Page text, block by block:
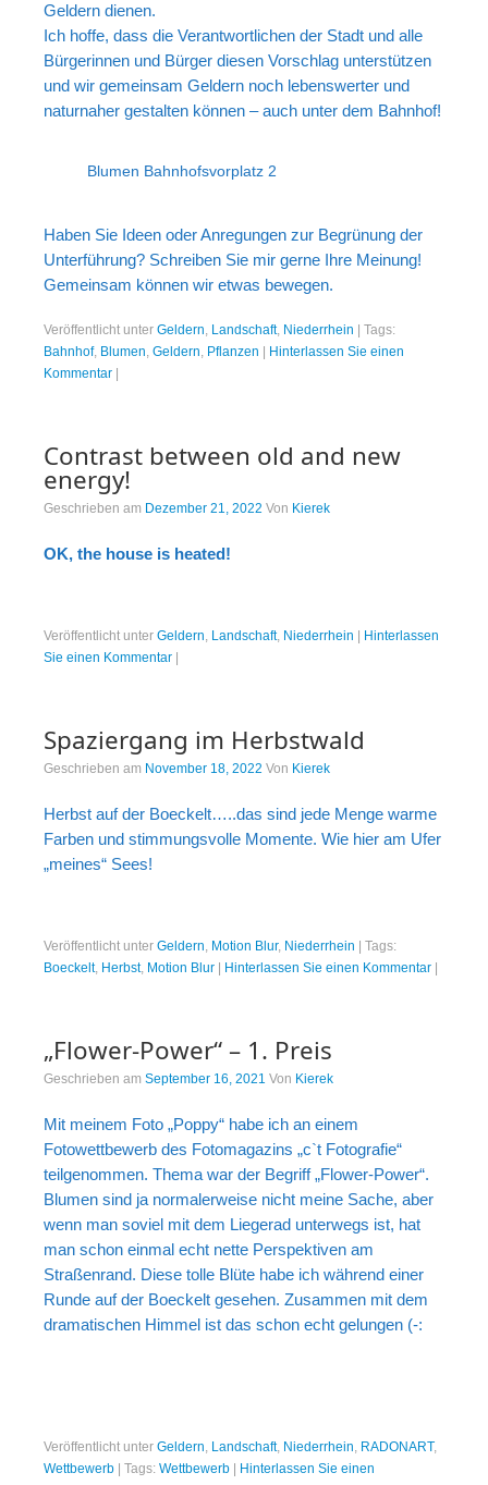
Geldern dienen.
Ich hoffe, dass die Verantwortlichen der Stadt und alle
Bürgerinnen und Bürger diesen Vorschlag unterstützen
und wir gemeinsam Geldern noch lebenswerter und
naturnaher gestalten können – auch unter dem Bahnhof!
Blumen Bahnhofsvorplatz 2
Haben Sie Ideen oder Anregungen zur Begrünung der
Unterführung? Schreiben Sie mir gerne Ihre Meinung!
Gemeinsam können wir etwas bewegen.
Veröffentlicht unter Geldern, Landschaft, Niederrhein
Tags:
Bahnhof, Blumen, Geldern, Pflanzen
Hinterlassen Sie einen
Kommentar
Contrast between old and new
energy!
Geschrieben am Dezember 21, 2022 Von Kierek
OK, the house is heated!
Veröffentlicht unter Geldern, Landschaft, Niederrhein
Hinterlassen
Sie einen Kommentar
Spaziergang im Herbstwald
Geschrieben am November 18, 2022 Von Kierek
Herbst auf der Boeckelt…..das sind jede Menge warme
Farben und stimmungsvolle Momente. Wie hier am Ufer
„meines“ Sees!
Veröffentlicht unter Geldern, Motion Blur, Niederrhein
Tags:
Boeckelt, Herbst, Motion Blur Hinterlassen Sie einen Kommentar
„Flower-Power“ – 1. Preis
Geschrieben am September 16, 2021 Von Kierek
Mit meinem Foto „Poppy“ habe ich an einem
Fotowettbewerb des Fotomagazins „c`t Fotografie“
teilgenommen. Thema war der Begriff „Flower-Power“.
Blumen sind ja normalerweise nicht meine Sache, aber
wenn man soviel mit dem Liegerad unterwegs ist, hat
man schon einmal echt nette Perspektiven am
Straßenrand. Diese tolle Blüte habe ich während einer
Runde auf der Boeckelt gesehen. Zusammen mit dem
dramatischen Himmel ist das schon echt gelungen (-:
Veröffentlicht unter Geldern, Landschaft, Niederrhein, RADONART,
Wettbewerb
Tags: Wettbewerb
Hinterlassen Sie einen